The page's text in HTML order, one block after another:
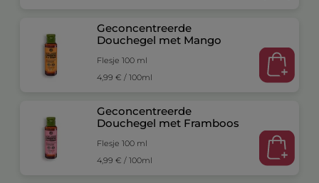
Geconcentreerde
Douchegel met Mango
Flesje 100 ml
4,99 € / 100ml
Geconcentreerde
Douchegel met Framboos
Flesje 100 ml
4,99 € / 100ml